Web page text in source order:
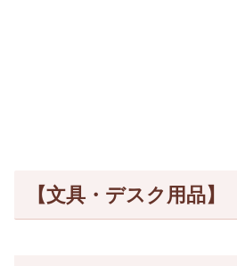
【文具・デスク用品】